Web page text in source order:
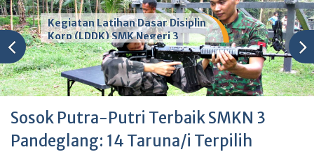
Kegiatan Latihan Dasar Disiplin
Korp (LDDK) SMK Negeri 3
Pandeglang
Sosok Putra-Putri Terbaik SMKN 3
Pandeglang: 14 Taruna/i Terpilih